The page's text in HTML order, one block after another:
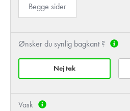
Begge sider
Ønsker du synlig bagkant ?
Nej tak
Vask